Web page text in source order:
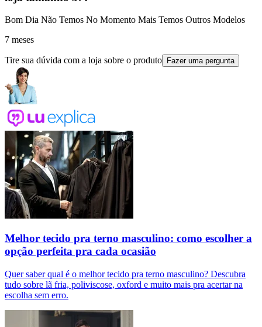
Bom Dia Não Temos No Momento Mais Temos Outros Modelos
7 meses
Tire sua dúvida com a loja sobre o produto Fazer uma pergunta
Melhor tecido pra terno masculino: como escolher a
opção perfeita pra cada ocasião
Quer saber qual é o melhor tecido pra terno masculino? Descubra
tudo sobre lã fria, poliviscose, oxford e muito mais pra acertar na
escolha sem erro.